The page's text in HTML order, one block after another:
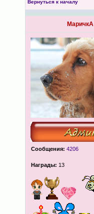
Вернуться к началу
МаричкА
Сообщения: 4206
Награды: 13